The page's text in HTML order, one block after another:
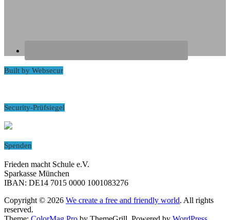
Built by Websecur
Security-Prüfsiegel
Spenden
Frieden macht Schule e.V.
Sparkasse München
IBAN: DE14 7015 0000 1001083276
Copyright © 2026 We create a free and friendly world. All rights
reserved.